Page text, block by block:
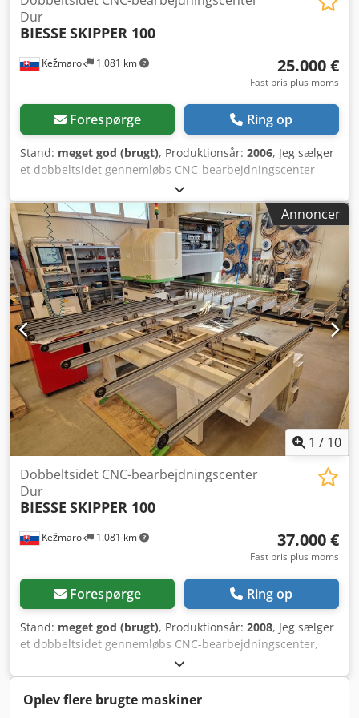
Kežmarok 1.081 km
Dur
BIESSE SKIPPER 100
25.000 €
Fast pris plus moms
Forespørge Ring op
Stand: meget god (brugt), Produktionsår: 2006, Jeg sælger
et dobbeltsidet gennemløbs CNC-bearbejdningscenter
Biesse Skipper 100, årgang 2006. Maskinen er meget
produktiv og hurtig, og den har et automatisk
indføringsbord. Arbejdslængde: 90-3000 mm.
Arbejdsbredde: 70-1000 mm. Arbejdshøjde: 8-60 mm.
Konfiguration pr. side: Fræsehoved 3,5 kW, 7000-18000
omdr./min. Csdshlhigjpfx Apioha 29+8+2 boreaggregater 1
notsav D.150 mm i X-retningen Software: BiesseWorks, CD
medfølger. Tilstanden er meget god – fuldt
funktionsdygtig. Automatisk centralsmøringssystem og
udsugningshætter. Komplet med sikkerhedsbarrierer,
transportelementer samt CE-mærkning. CE-certifikat og
komplet dokumentation er inkluderet. Har behov for
reparation: 1 stk. sikkerhedsmåtte.
Annoncer
1 / 10
Kežmarok 1.081 km
Dobbeltsidet CNC-bearbejdningscenter
Dur
BIESSE SKIPPER 100
37.000 €
Fast pris plus moms
Forespørge Ring op
Stand: meget god (brugt), Produktionsår: 2008, Jeg sælger
et dobbeltsidet gennemløbs CNC-bearbejdningscenter,
Biesse Skipper 100, årgang 2008. Meget produktiv og
hurtig. Automatisk indføringstabel. Arbejds­længde: 90-
3000 mm Arbejds­bredde: 70-1000 mm Arbejds­højde: 8-60
mm Csdpfx Aoq Diw Aopijha Konfiguration pr. side:
Oplev flere brugte maskiner